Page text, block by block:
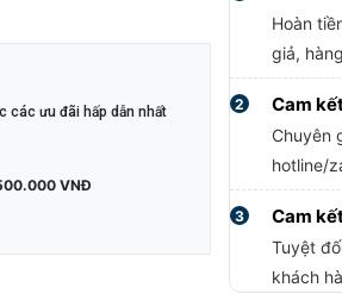
các ưu đãi hấp dẫn nhất
VNĐ
Hoàn
giả,
2 Cam
Chuyên
hotline/
3 Cam
Tuyệt
khách